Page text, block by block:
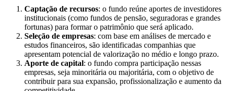
Captação de recursos: o fundo reúne aportes de investidores
institucionais (como fundos de pensão, seguradoras e grandes
fortunas) para formar o patrimônio que será aplicado.
Seleção de empresas: com base em análises de mercado e
estudos financeiros, são identificadas companhias que
apresentam potencial de valorização no médio e longo prazo.
Aporte de capital: o fundo compra participação nessas
empresas, seja minoritária ou majoritária, com o objetivo de
contribuir para sua expansão, profissionalização e aumento da